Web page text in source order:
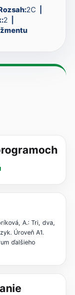
2C
2
A.: Tri, dva,
Úroveň A1.
ďalšieho